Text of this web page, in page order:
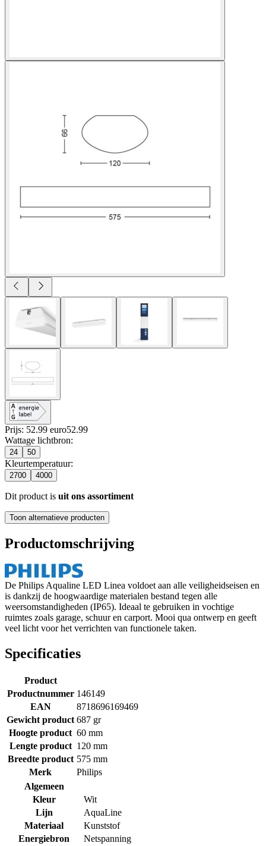
Prijs: 52.99 euro52.99
Wattage lichtbron:
24 50
Kleurtemperatuur:
2700 4000
Dit product is uit ons assortiment
Toon alternatieve producten
Productomschrijving
De Philips Aqualine LED Linea voldoet aan alle veiligheidseisen en
is dankzij de hoogwaardige materialen bestand tegen alle
weersomstandigheden (IP65). Ideaal te gebruiken in vochtige
ruimtes zoals garage, schuur en carport. Mooi qua ontwerp en geeft
veel licht voor het verrichten van functionele taken.
Specificaties
Product
Productnummer 146149
EAN
8718696169469
Gewicht product 687 gr
Hoogte product 60 mm
Lengte product 120 mm
Breedte product 575 mm
Merk
Philips
Algemeen
Kleur
Wit
Lijn
AquaLine
Materiaal
Kunststof
Energiebron
Netspanning